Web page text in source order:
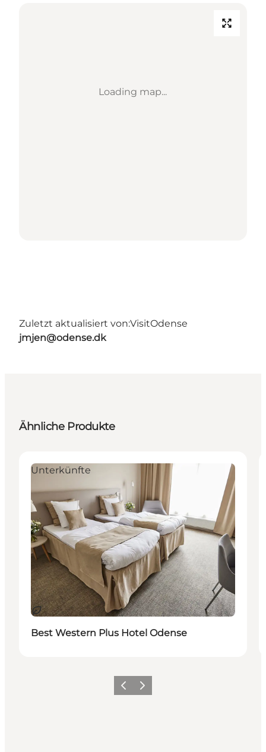
Loading map...
Zuletzt aktualisiert von:VisitOdense
jmjen@odense.dk
Ähnliche Produkte
Nachhaltig
Unterkünfte
Best Western Plus Hotel Odense
ZurückWeiter